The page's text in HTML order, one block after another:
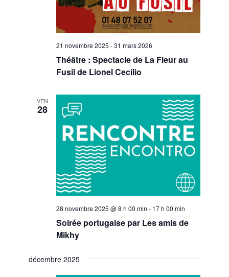
Théâtre : Spectacle de La Fleur au
Fusil de Lionel Cecilio
21 novembre 2025 -31 mars 2026
VEN
28
Soirée portugaise par Les amis de
Mikhy
28 novembre 2025 @ 8 h 00 min - 17 h 00 min
décembre 2025